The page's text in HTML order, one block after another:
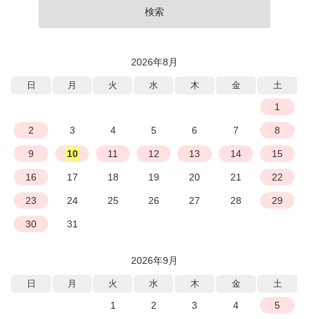
検索
2026年8月
日 月 火 水 木 金 土
1
2 3 4 5 6 7 8
9 10 11 12 13 14 15
16 17 18 19 20 21 22
23 24 25 26 27 28 29
30 31
2026年9月
日 月 火 水 木 金 土
1 2 3 4 5